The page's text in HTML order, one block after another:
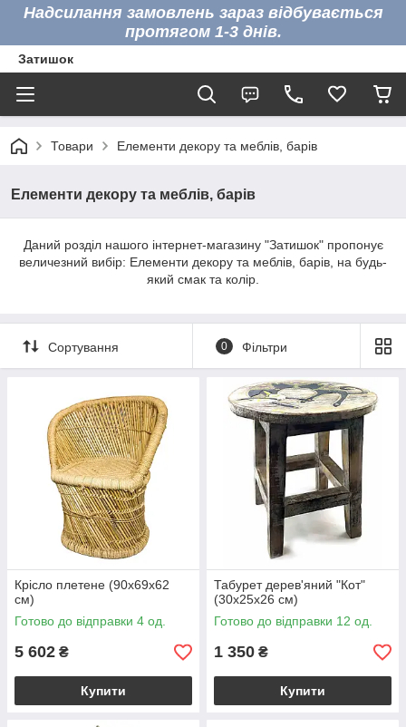
Надсилання замовлень зараз відбувається
протягом 1-3 днів.
Затишок
Товари Елементи декору та меблів, барів
Елементи декору та меблів, барів
Даний розділ нашого інтернет-магазину "Затишок" пропонує
величезний вибір: Елементи декору та меблів, барів, на будь-
який смак та колір.
Сортування 0 Фільтри
Крісло плетене (90х69х62
см)
Готово до відправки 4 од.
5 602 ₴
Купити
Табурет дерев'яний "Кот"
(30х25х26 см)
Готово до відправки 12 од.
1 350 ₴
Купити